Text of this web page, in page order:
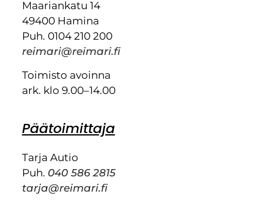
Maariankatu 14
49400 Hamina
Puh. 0104 210 200
reimari@reimari.fi
Toimisto avoinna
ark. klo 9.00–14.00
Päätoimittaja
Tarja Autio
Puh. 040 586 2815
tarja@reimari.fi